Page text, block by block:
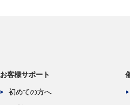
お客様サポート
初めての方へ